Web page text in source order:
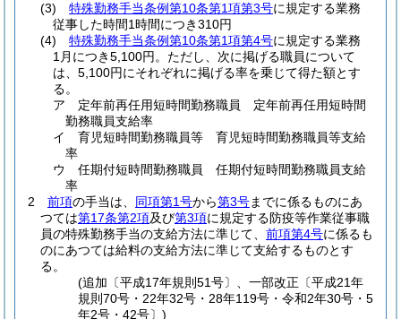
(3)
特殊勤務手当条例第10条第1項第3号に規定する業務
従事した時間1時間につき310円
(4)
特殊勤務手当条例第10条第1項第4号に規定する業務
1月につき5,100円。 ただし、次に掲げる職員について
は、5,100円にそれぞれに掲げる率を乗じて得た額とす
る。
ア
定年前再任用短時間勤務職員 定年前再任用短時間
勤務職員支給率
イ
育児短時間勤務職員等 育児短時間勤務職員等支給
率
ウ
任期付短時間勤務職員 任期付短時間勤務職員支給
率
2
前項の手当は、 同項第1号から第3号までに係るものにあ
つては第17条第2項及び第3項に規定する防疫等作業従事職
員の特殊勤務手当の支給方法に準じて、 前項第4号に係るも
のにあつては給料の支給方法に準じて支給するものとす
る。
(追加〔平成17年規則51号〕、一部改正〔平成21年
規則70号・22年32号・28年119号・令和2年30号・5
年2号・42号〕)